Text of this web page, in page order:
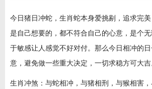
今日猪日冲蛇，生肖蛇本身爱挑剔，追求完
是自己想要的，都不符合自己的心意，是个
于敏感让人感觉不好对付。那么今日相冲的
意，避免做一些重大决定，一切求稳方可大吉
生肖冲煞：与蛇相冲，与猪相刑，与猴相害